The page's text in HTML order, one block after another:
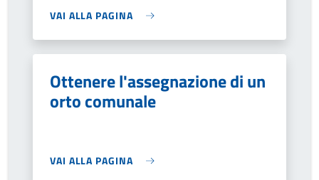
VAI ALLA PAGINA
Ottenere l'assegnazione di un
orto comunale
VAI ALLA PAGINA